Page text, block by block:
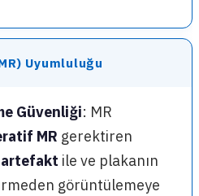
Uyumluluğu
Güvenliği: MR
MR gerektiren
artefakt ile ve plakanın
görüntülemeye